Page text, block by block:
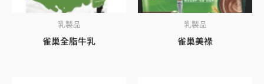
乳製品
雀巢全脂牛乳
乳製品
雀巢美祿